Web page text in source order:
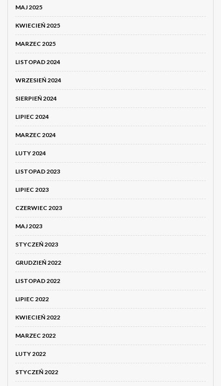
MAJ 2025
KWIECIEŃ 2025
MARZEC 2025
LISTOPAD 2024
WRZESIEŃ 2024
SIERPIEŃ 2024
LIPIEC 2024
MARZEC 2024
LUTY 2024
LISTOPAD 2023
LIPIEC 2023
CZERWIEC 2023
MAJ 2023
STYCZEŃ 2023
GRUDZIEŃ 2022
LISTOPAD 2022
LIPIEC 2022
KWIECIEŃ 2022
MARZEC 2022
LUTY 2022
STYCZEŃ 2022